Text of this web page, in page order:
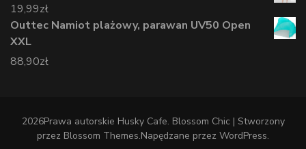
19,99zł
Outtec Namiot plażowy, parawan UV50 Open
XXL
88,90zł
2026Prawa autorskie Husky Cafe. Blossom Chic | Stworzony
przez Blossom Themes.Napędzane przez WordPress.